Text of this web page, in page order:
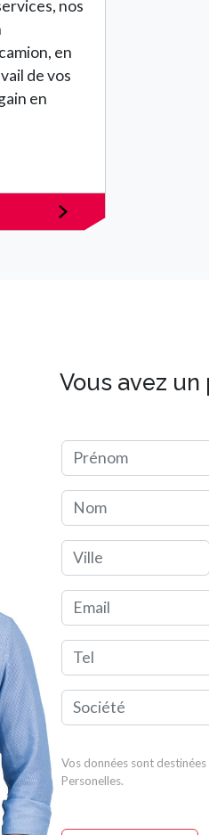
nos
en
de vos
en
Vous avez un
Prénom
Nom
Ville
Email
Tel
Société
Vos données sont
Personelles.